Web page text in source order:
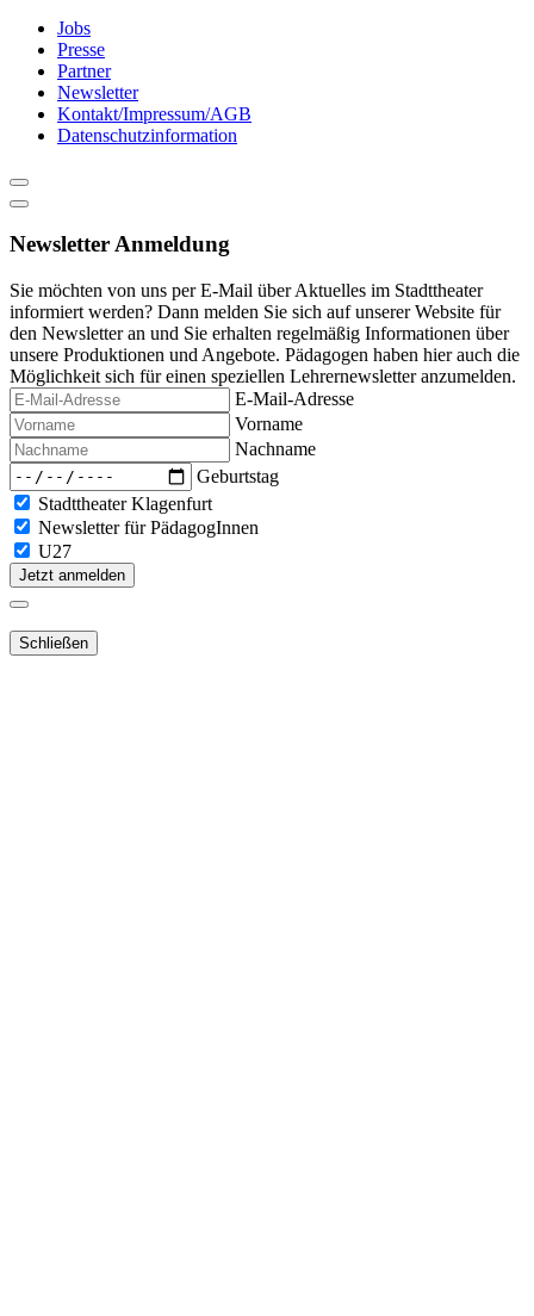
Jobs
Presse
Partner
Newsletter
Kontakt/Impressum/AGB
Datenschutzinformation
Newsletter Anmeldung
Sie möchten von uns per E-Mail über Aktuelles im Stadttheater
informiert werden? Dann melden Sie sich auf unserer Website für
den Newsletter an und Sie erhalten regelmäßig Informationen über
unsere Produktionen und Angebote. Pädagogen haben hier auch die
Möglichkeit sich für einen speziellen Lehrernewsletter anzumelden.
E-Mail-Adresse
Vorname
Nachname
Geburtstag
Stadttheater Klagenfurt
Newsletter für PädagogInnen
U27
Jetzt anmelden
Schließen